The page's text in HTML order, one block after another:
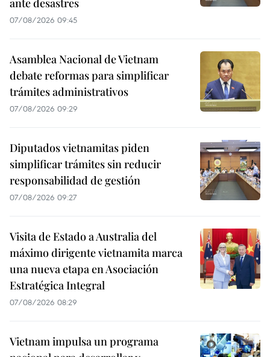
ante desastres
07/08/2026 09:45
Asamblea Nacional de Vietnam
debate reformas para simplificar
trámites administrativos
07/08/2026 09:29
Diputados vietnamitas piden
simplificar trámites sin reducir
responsabilidad de gestión
07/08/2026 09:27
Visita de Estado a Australia del
máximo dirigente vietnamita marca
una nueva etapa en Asociación
Estratégica Integral
07/08/2026 08:29
Vietnam impulsa un programa